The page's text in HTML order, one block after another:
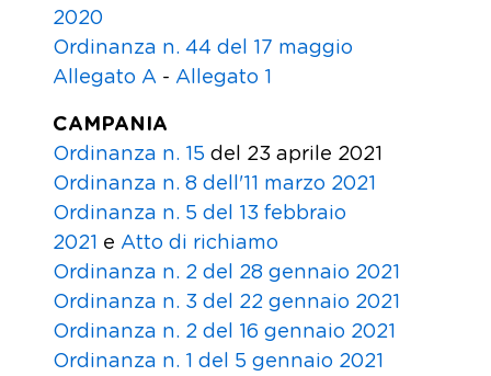
2020
Ordinanza n. 44 del 17 maggio
Allegato A - Allegato 1
CAMPANIA
Ordinanza n. 15 del 23 aprile 2021
Ordinanza n. 8 dell'11 marzo 2021
Ordinanza n. 5 del 13 febbraio
2021 e Atto di richiamo
Ordinanza n. 2 del 28 gennaio 2021
Ordinanza n. 3 del 22 gennaio 2021
Ordinanza n. 2 del 16 gennaio 2021
Ordinanza n. 1 del 5 gennaio 2021